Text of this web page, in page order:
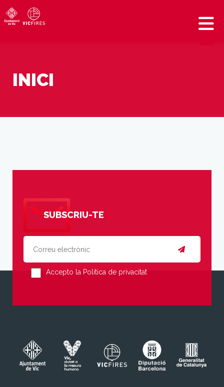
INICI
SUBSCRIU-TE
Accepto la Política de privacitat